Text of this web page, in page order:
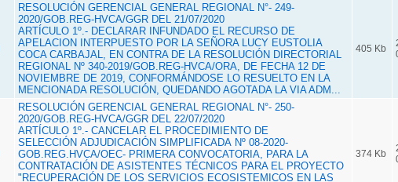
RESOLUCIÓN GERENCIAL GENERAL REGIONAL N°- 249-
2020/GOB.REG-HVCA/GGR DEL 21/07/2020
ARTÍCULO 1º.- DECLARAR INFUNDADO EL RECURSO DE
APELACION INTERPUESTO POR LA SEÑORA LUCY EUSTOLIA
COCA CARBAJAL, EN CONTRA DE LA RESOLUCIÓN DIRECTORIAL
REGIONAL Nº 340-2019/GOB.REG-HVCA/ORA, DE FECHA 12 DE
NOVIEMBRE DE 2019, CONFORMÁNDOSE LO RESUELTO EN LA
MENCIONADA RESOLUCIÓN, QUEDANDO AGOTADA LA VIA ADM...
405 Kb
RESOLUCIÓN GERENCIAL GENERAL REGIONAL N°- 250-
2020/GOB.REG-HVCA/GGR DEL 22/07/2020
ARTÍCULO 1º.- CANCELAR EL PROCEDIMIENTO DE
SELECCIÓN ADJUDICACIÓN SIMPLIFICADA Nº 08-2020-
GOB.REG.HVCA/OEC- PRIMERA CONVOCATORIA, PARA LA
CONTRATACIÓN DE ASISTENTES TÉCNICOS PARA EL PROYECTO
"RECUPERACIÓN DE LOS SERVICIOS ECOSISTEMICOS EN LAS
374 Kb